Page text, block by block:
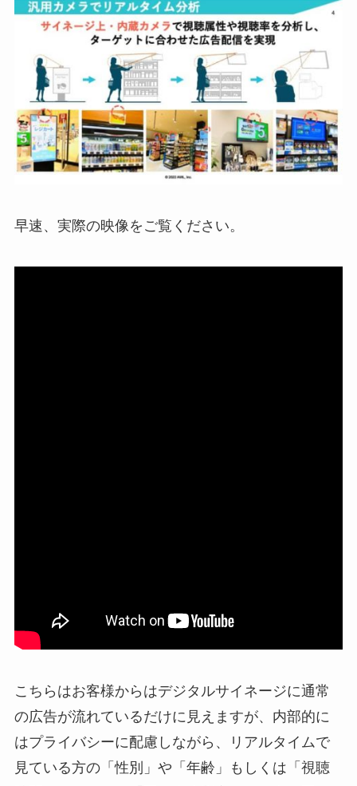
早速、実際の映像をご覧ください。
こちらはお客様からはデジタルサイネージに通常
の広告が流れているだけに見えますが、内部的に
はプライバシーに配慮しながら、リアルタイムで
見ている方の「性別」や「年齢」もしくは「視聴